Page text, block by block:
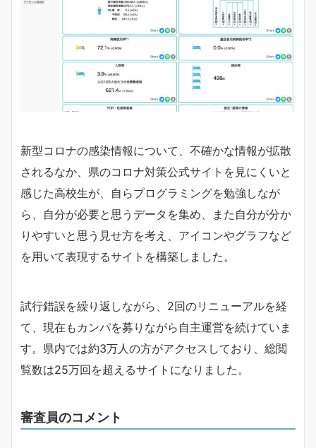
新型コロナの感染情報について、不確かな情報が拡散
されるなか、県のコロナ対策公式サイトを見にくいと
感じた高校生が、自らプログラミングを勉強しなが
ら、自分が必要と思うデータを集め、また自分が分か
りやすいと思う見せ方を考え、アイコンやグラフなど
を用いて表現するサイトを構築しました。
試行錯誤を繰り返しながら、2回のリニューアルを経
て、現在もカンパを募りながら自主運営を続けていま
す。県内では約3万人の方がアクセスしており、総閲
覧数は25万回を超えるサイトになりました。
審査員のコメント